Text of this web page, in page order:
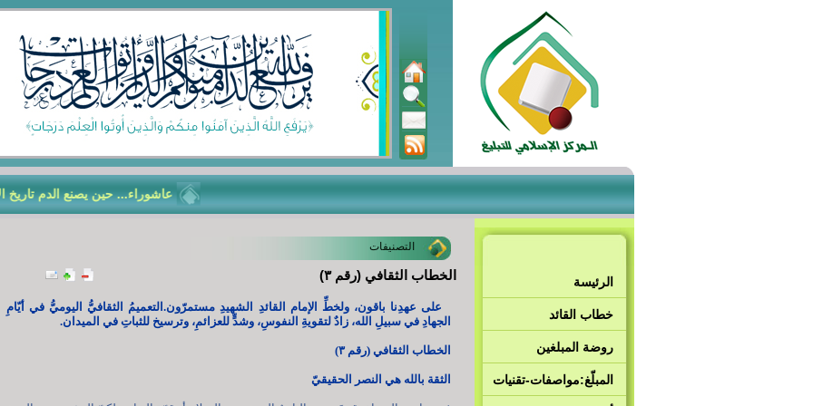
عاشوراء... حين يصنع الدم تاريخ
الرئيسة
خطاب القائد
روضة المبلغين
المبلّغ:مواصفات-تقنيات
التصنيفات
الخطاب الثقافي (رقم ٣)
على عهدِنا باقون، ولخطِّ الإمام القائدِ الشهيدِ مستمرّون.التعميمُ الثقافيُّ اليوميُّ في أيّامِ
الجهادِ في سبيلِ الله، زادٌ لتقويةِ النفوسِ، وشدٍّ للعزائمِ، وترسيخ للثباتِ في الميدان.
الخطاب الثقافي (رقم ٣)
الثقة بالله هي النصر الحقيقيّ